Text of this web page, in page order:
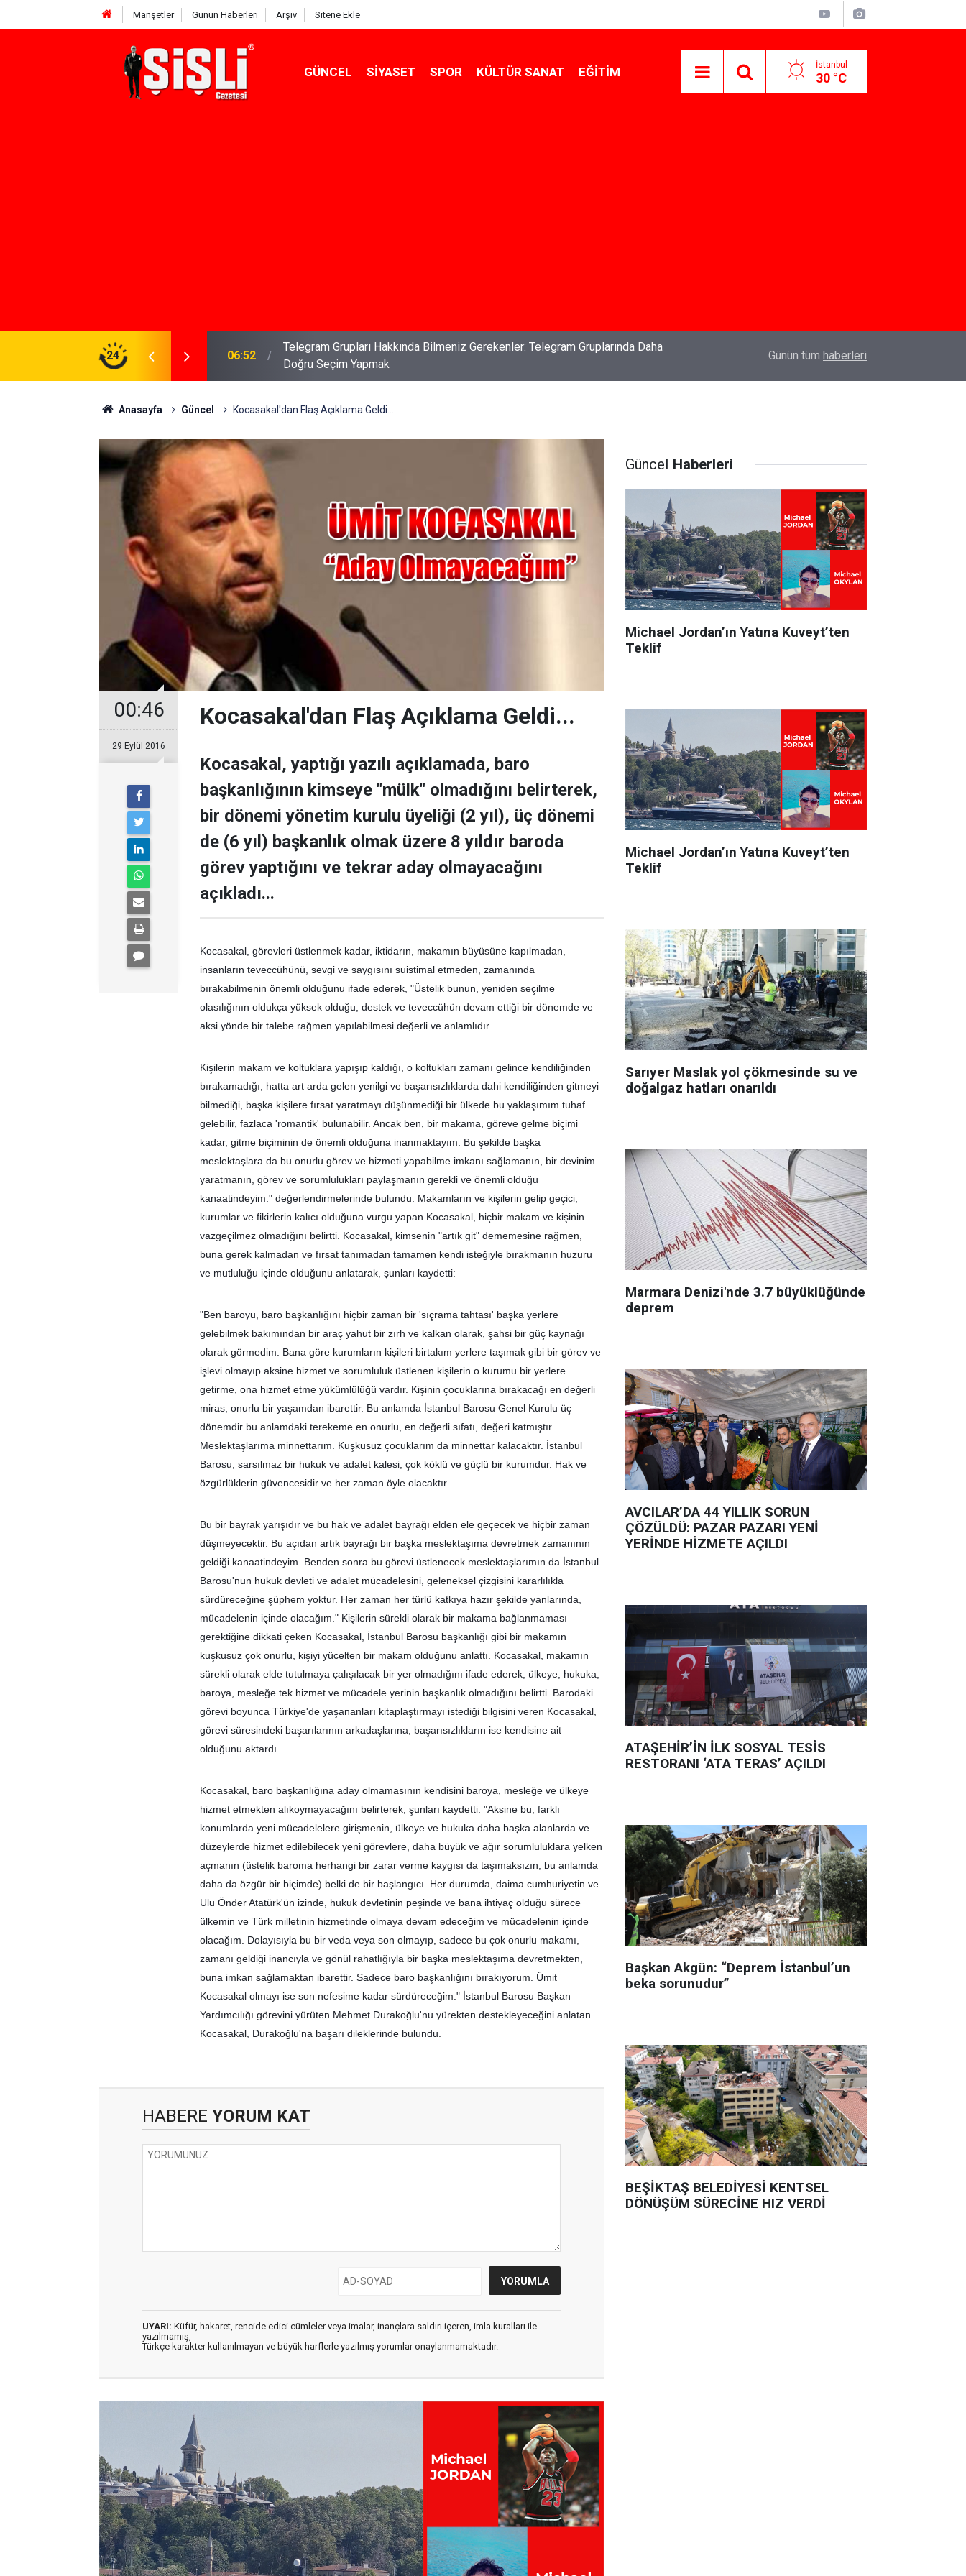
Manşetler Günün Haberleri Arşiv Sitene Ekle
GÜNCEL SIYASET SPOR KÜLTÜR SANAT EĞITIM İstanbul
30 °C
24
Gerekenler: Telegram Gruplarında Daha
04:43 İş Davaları: Haklarınızı Bilmek ve Koruma Altına Almak Özlem Drahyalı Kimdir, Nereli ve Kaç
Günün tüm haberleri
Anasayfa Güncel Kocasakal'dan Flaş Açıklama Geldi...
00:46
29 Eylül 2016
Kocasakal'dan Flaş Açıklama Geldi...
Kocasakal, yaptığı yazılı açıklamada, baro
başkanlığının kimseye "mülk" olmadığını belirterek,
bir dönemi yönetim kurulu üyeliği (2 yıl), üç dönemi
de (6 yıl) başkanlık olmak üzere 8 yıldır baroda
görev yaptığını ve tekrar aday olmayacağını
açıkladı...
Kocasakal, görevleri üstlenmek kadar, iktidarın, makamın büyüsüne kapılmadan,
insanların teveccühünü, sevgi ve saygısını suistimal etmeden, zamanında
bırakabilmenin önemli olduğunu ifade ederek, "Üstelik bunun, yeniden seçilme
olasılığının oldukça yüksek olduğu, destek ve teveccühün devam ettiği bir dönemde ve
aksi yönde bir talebe rağmen yapılabilmesi değerli ve anlamlıdır.
Kişilerin makam ve koltuklara yapışıp kaldığı, o koltukları zamanı gelince kendiliğinden
bırakamadığı, hatta art arda gelen yenilgi ve başarısızlıklarda dahi kendiliğinden gitmeyi
bilmediği, başka kişilere fırsat yaratmayı düşünmediği bir ülkede bu yaklaşımım tuhaf
gelebilir, fazlaca 'romantik' bulunabilir. Ancak ben, bir makama, göreve gelme biçimi
kadar, gitme biçiminin de önemli olduğuna inanmaktayım. Bu şekilde başka
meslektaşlara da bu onurlu görev ve hizmeti yapabilme imkanı sağlamanın, bir devinim
yaratmanın, görev ve sorumlulukları paylaşmanın gerekli ve önemli olduğu
kanaatindeyim." değerlendirmelerinde bulundu. Makamların ve kişilerin gelip geçici,
kurumlar ve fikirlerin kalıcı olduğuna vurgu yapan Kocasakal, hiçbir makam ve kişinin
vazgeçilmez olmadığını belirtti. Kocasakal, kimsenin "artık git" dememesine rağmen,
buna gerek kalmadan ve fırsat tanımadan tamamen kendi isteğiyle bırakmanın huzuru
ve mutluluğu içinde olduğunu anlatarak, şunları kaydetti:
"Ben baroyu, baro başkanlığını hiçbir zaman bir 'sıçrama tahtası' başka yerlere
gelebilmek bakımından bir araç yahut bir zırh ve kalkan olarak, şahsi bir güç kaynağı
olarak görmedim. Bana göre kurumların kişileri birtakım yerlere taşımak gibi bir görev ve
işlevi olmayıp aksine hizmet ve sorumluluk üstlenen kişilerin o kurumu bir yerlere
getirme, ona hizmet etme yükümlülüğü vardır. Kişinin çocuklarına bırakacağı en değerli
miras, onurlu bir yaşamdan ibarettir. Bu anlamda İstanbul Barosu Genel Kurulu üç
dönemdir bu anlamdaki terekeme en onurlu, en değerli sıfatı, değeri katmıştır.
Meslektaşlarıma minnettarım. Kuşkusuz çocuklarım da minnettar kalacaktır. İstanbul
Barosu, sarsılmaz bir hukuk ve adalet kalesi, çok köklü ve güçlü bir kurumdur. Hak ve
özgürlüklerin güvencesidir ve her zaman öyle olacaktır.
Bu bir bayrak yarışıdır ve bu hak ve adalet bayrağı elden ele geçecek ve hiçbir zaman
düşmeyecektir. Bu açıdan artık bayrağı bir başka meslektaşıma devretmek zamanının
geldiği kanaatindeyim. Benden sonra bu görevi üstlenecek meslektaşlarımın da İstanbul
Barosu'nun hukuk devleti ve adalet mücadelesini, geleneksel çizgisini kararlılıkla
sürdüreceğine şüphem yoktur. Her zaman her türlü katkıya hazır şekilde yanlarında,
mücadelenin içinde olacağım." Kişilerin sürekli olarak bir makama bağlanmaması
gerektiğine dikkati çeken Kocasakal, İstanbul Barosu başkanlığı gibi bir makamın
kuşkusuz çok onurlu, kişiyi yücelten bir makam olduğunu anlattı. Kocasakal, makamın
sürekli olarak elde tutulmaya çalışılacak bir yer olmadığını ifade ederek, ülkeye, hukuka,
baroya, mesleğe tek hizmet ve mücadele yerinin başkanlık olmadığını belirtti. Barodaki
görevi boyunca Türkiye'de yaşananları kitaplaştırmayı istediği bilgisini veren Kocasakal,
görevi süresindeki başarılarının arkadaşlarına, başarısızlıkların ise kendisine ait
olduğunu aktardı.
Kocasakal, baro başkanlığına aday olmamasının kendisini baroya, mesleğe ve ülkeye
hizmet etmekten alıkoymayacağını belirterek, şunları kaydetti: "Aksine bu, farklı
konumlarda yeni mücadelelere girişmenin, ülkeye ve hukuka daha başka alanlarda ve
düzeylerde hizmet edilebilecek yeni görevlere, daha büyük ve ağır sorumluluklara yelken
açmanın (üstelik baroma herhangi bir zarar verme kaygısı da taşımaksızın, bu anlamda
daha da özgür bir biçimde) belki de bir başlangıcı. Her durumda, daima cumhuriyetin ve
Ulu Önder Atatürk'ün izinde, hukuk devletinin peşinde ve bana ihtiyaç olduğu sürece
ülkemin ve Türk milletinin hizmetinde olmaya devam edeceğim ve mücadelenin içinde
olacağım. Dolayısıyla bu bir veda veya son olmayıp, sadece bu çok onurlu makamı,
zamanı geldiği inancıyla ve gönül rahatlığıyla bir başka meslektaşıma devretmekten,
buna imkan sağlamaktan ibarettir. Sadece baro başkanlığını bırakıyorum. Ümit
Kocasakal olmayı ise son nefesime kadar sürdüreceğim." İstanbul Barosu Başkan
Yardımcılığı görevini yürüten Mehmet Durakoğlu'nu yürekten destekleyeceğini anlatan
Kocasakal, Durakoğlu'na başarı dileklerinde bulundu.
HABERE YORUM KAT
UYARI: Küfür, hakaret, rencide edici cümleler veya imalar, inançlara saldırı içeren, imla kuralları ile
yazılmamış,
Türkçe karakter kullanılmayan ve büyük harflerle yazılmış yorumlar onaylanmamaktadır.
Güncel Haberleri
Michael Jordan’ın Yatına Kuveyt’ten
Teklif
Michael Jordan’ın Yatına Kuveyt’ten
Teklif
Sarıyer Maslak yol çökmesinde su ve
doğalgaz hatları onarıldı
Marmara Denizi'nde 3.7 büyüklüğünde
deprem
AVCILAR’DA 44 YILLIK SORUN
ÇÖZÜLDÜ: PAZAR PAZARI YENİ
YERİNDE HİZMETE AÇILDI
ATAŞEHİR’İN İLK SOSYAL TESİS
RESTORANI ‘ATA TERAS’ AÇILDI
Başkan Akgün: “Deprem İstanbul’un
beka sorunudur”
BEŞİKTAŞ BELEDİYESİ KENTSEL
DÖNÜŞÜM SÜRECİNE HIZ VERDİ